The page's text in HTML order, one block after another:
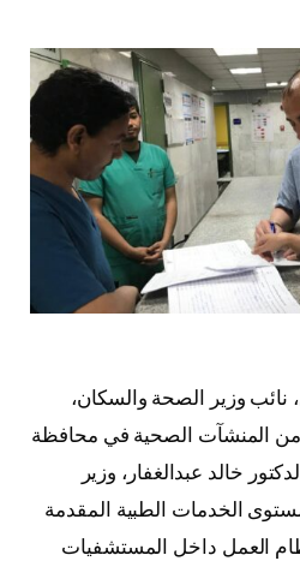
نائب وزير الصحة والسكان،
من المنشآت الصحية في محافظة
خالد عبدالغفار، وزير
الخدمات الطبية المقدمة
العمل داخل المستشفيات